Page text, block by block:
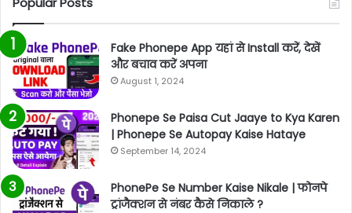
Fake Phonepe App यहां से Install करें, देखें
और बचाव करें अपना
August 1, 2024
Phonepe Se Paisa Cut Jaaye to Kya Karen
| Phonepe Se Autopay Kaise Hataye
September 14, 2024
PhonePe Se Number Kaise Nikale | फोनपे
ट्रांजैक्शन से नंबर कैसे निकाले ?